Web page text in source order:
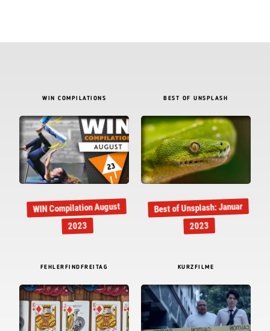
WIN COMPILATIONS
WIN Compilation August
2023
BEST OF UNSPLASH
Best of Unsplash: Januar
2023
FEHLERFINDFREITAG KURZFILME